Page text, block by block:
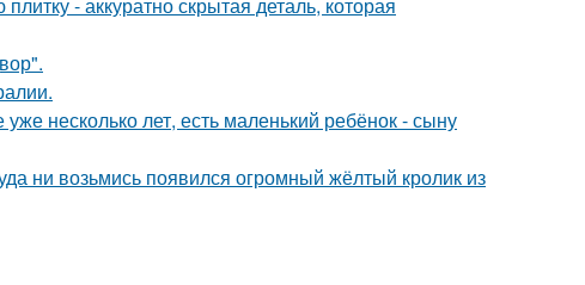
несколько лет, есть маленький ребёнок - сыну
ни возьмись появился огромный жёлтый кролик из